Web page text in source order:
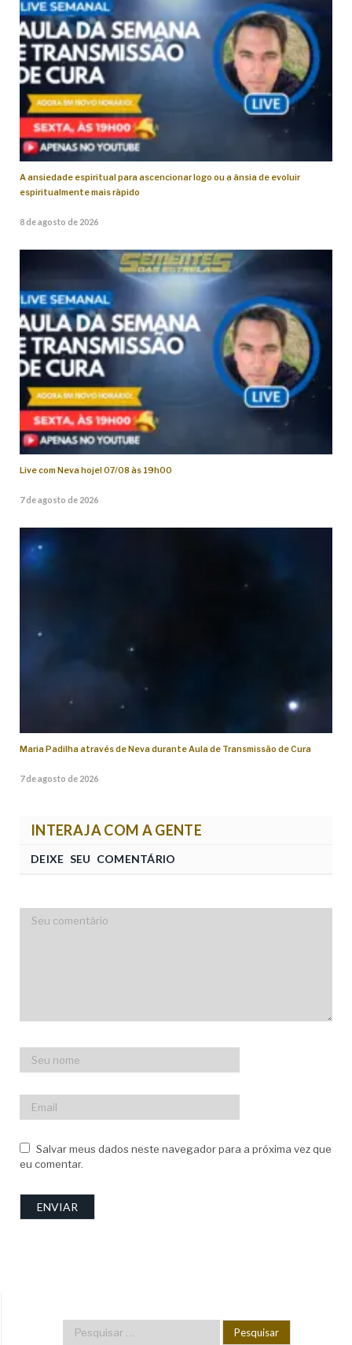
A ansiedade espiritual para ascencionar logo ou a ânsia de evoluir
espiritualmente mais rápido
8 de agosto de 2026
Live com Neva hoje! 07/08 às 19h00
7 de agosto de 2026
Maria Padilha através de Neva durante Aula de Transmissão de Cura
7 de agosto de 2026
INTERAJA COM A GENTE
DEIXE SEU COMENTÁRIO
Salvar meus dados neste navegador para a próxima vez que
eu comentar.